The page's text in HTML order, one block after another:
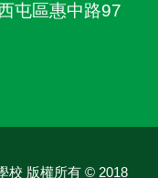
屯區惠中路97
校 版權所有 © 2018